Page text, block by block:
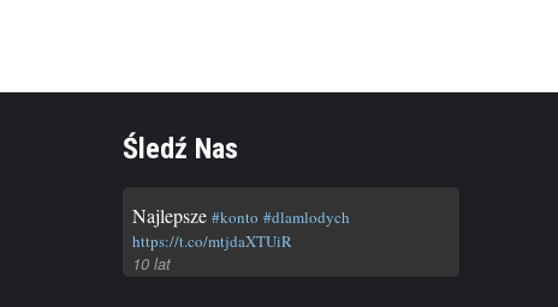
Śledź Nas
Najlepsze #konto #dlamlodych
https://t.co/mtjdaXTUiR
10 lat